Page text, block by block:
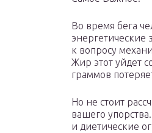
Во время бега
энергетические
к вопросу
Жир этот уйдет
граммов
Но не стоит
вашего
и диетические